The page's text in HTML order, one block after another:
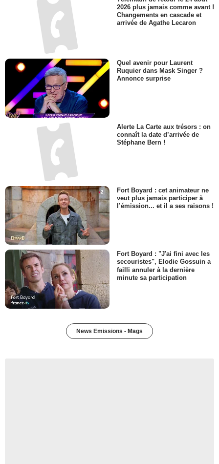
2026 plus jamais comme avant !
Changements en cascade et
arrivée de Agathe Lecaron
Quel avenir pour Laurent
Ruquier dans Mask Singer ?
Annonce surprise
Alerte La Carte aux trésors : on
connaît la date d’arrivée de
Stéphane Bern !
Fort Boyard : cet animateur ne
veut plus jamais participer à
l’émission... et il a ses raisons !
Fort Boyard : "J'ai fini avec les
secouristes", Elodie Gossuin a
failli annuler à la dernière
minute sa participation
News Emissions - Mags